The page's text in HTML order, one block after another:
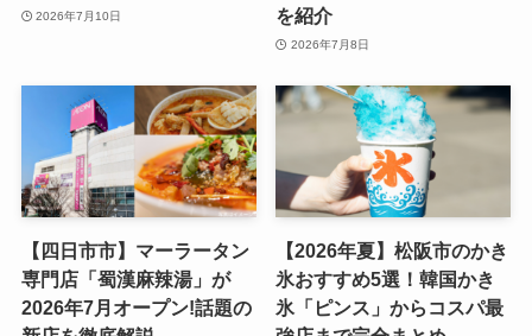
2026年7月10日
を紹介
2026年7月8日
【四日市市】マーラータン
専門店「蜀漢麻辣湯」が
2026年7月オープン!話題の
【2026年夏】松阪市のかき
氷おすすめ5選！韓国かき
氷「ピンス」からコスパ最